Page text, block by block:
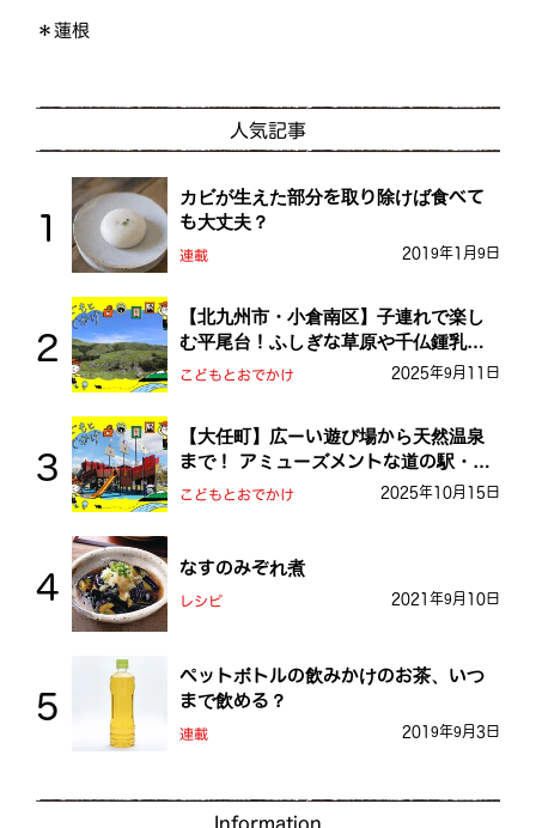
＊蓮根
人気記事
カビが生えた部分を取り除けば食べて
も大丈夫？
連載 2019年1月9日
【北九州市・小倉南区】子連れで楽し
む平尾台！ふしぎな草原や千仏鍾乳洞
を探検しよう！
こどもとおでかけ 2025年9月11日
【大任町】広ーい遊び場から天然温泉
まで！ アミューズメントな道の駅・お
おとう桜街道
こどもとおでかけ 2025年10月15日
なすのみぞれ煮
レシピ 2021年9月10日
ペットボトルの飲みかけのお茶、いつ
まで飲める？
連載 2019年9月3日
Information